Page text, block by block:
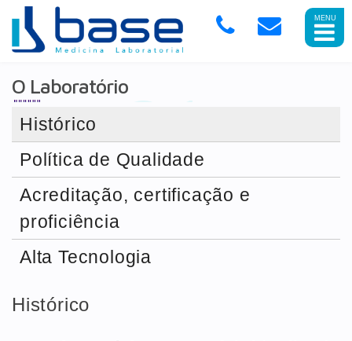
Abrir
Menu
Mobile
O Laboratório
Histórico
Política de Qualidade
Acreditação, certificação e
proficiência
Alta Tecnologia
Histórico